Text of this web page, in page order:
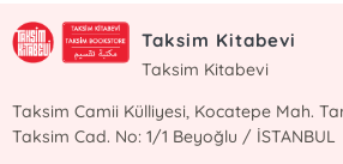
Taksim Kitabevi
Taksim Kitabevi
Taksim Camii Külliyesi, Kocatepe Mah.
Taksim Cad. No: 1/1 Beyoğlu / İSTANBUL